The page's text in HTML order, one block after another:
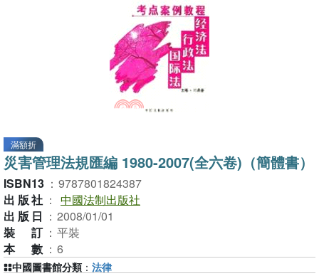
滿額折
災害管理法規匯編 1980-2007(全六卷)（簡體書）
ISBN13 ： 9787801824387
出版社 ： 中國法制出版社
出版日 ： 2008/01/01
裝訂 ： 平裝
本數 ： 6
中國圖書館分類 ： 法律